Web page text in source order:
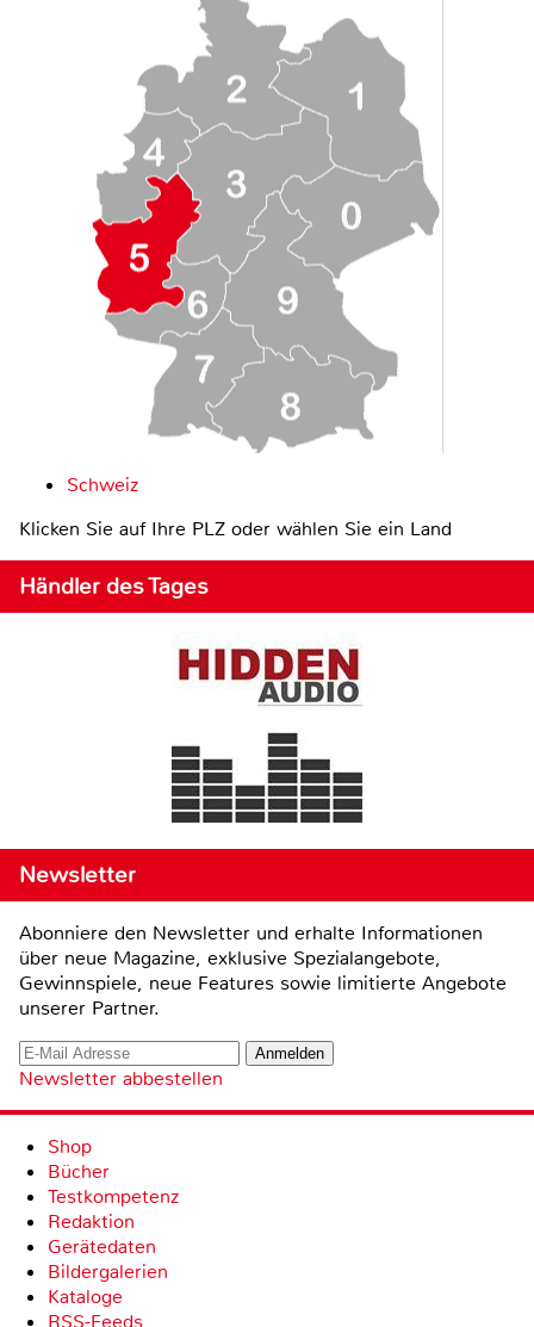
Schweiz
Klicken Sie auf Ihre PLZ oder wählen Sie ein Land
Händler des Tages
Newsletter
Abonniere den Newsletter und erhalte Informationen
über neue Magazine, exklusive Spezialangebote,
Gewinnspiele, neue Features sowie limitierte Angebote
unserer Partner.
Newsletter abbestellen
Shop
Bücher
Testkompetenz
Redaktion
Gerätedaten
Bildergalerien
Kataloge
RSS-Feeds